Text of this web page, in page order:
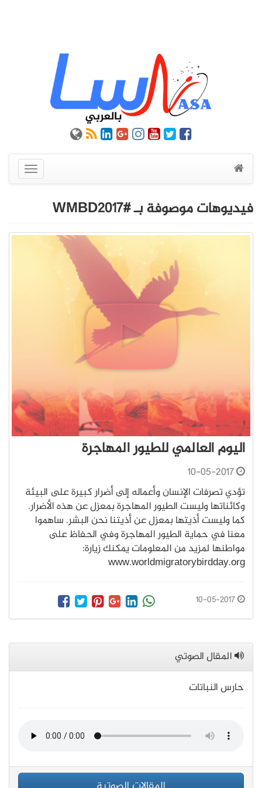
عرض
القائمة
فيديوهات موصوفة بـ #WMBD2017
اليوم العالمي للطيور المهاجرة
10-05-2017
تؤدي تصرفات الإنسان وأعماله إلى أضرار كبيرة على البيئة
وكائناتها وليست الطيور المهاجرة بمعزل عن هذه الأضرار.
كما وليست أذيتها بمعزل عن أذيتنا نحن البشر. ساهموا
معنا في حماية الطيور المهاجرة وفي الحفاظ على
مواطنها لمزيد من المعلومات يمكنك زيارة:
www.worldmigratorybirdday.org
10-05-2017
المقال الصوتي
حارس النباتات